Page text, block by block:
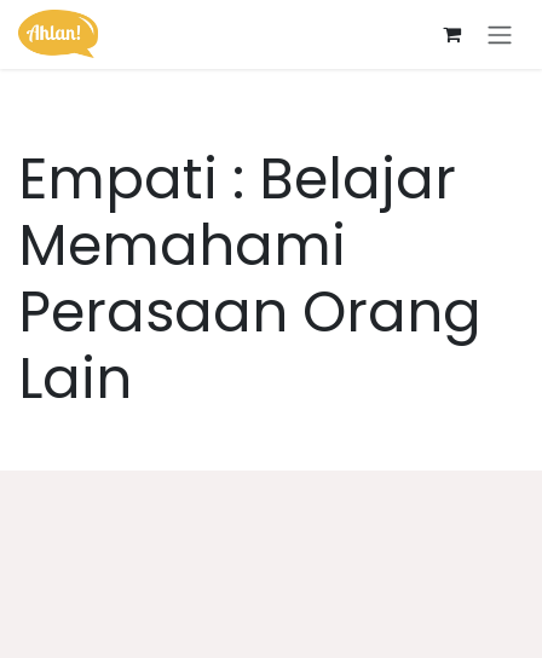
Skip ke Konten
Empati : Belajar
Memahami
Perasaan Orang
Lain